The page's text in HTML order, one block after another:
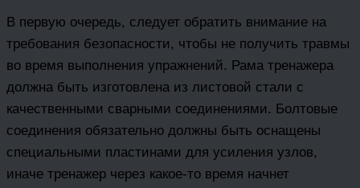
В первую очередь, следует обратить внимание на
требования безопасности, чтобы не получить травмы
во время выполнения упражнений. Рама тренажера
должна быть изготовлена из листовой стали с
качественными сварными соединениями. Болтовые
соединения обязательно должны быть оснащены
специальными пластинами для усиления узлов,
иначе тренажер через какое-то время начнет